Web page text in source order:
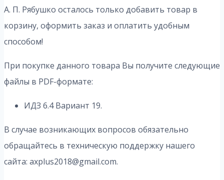
А. П. Рябушко осталось только добавить товар в
корзину, оформить заказ и оплатить удобным
способом!
При покупке данного товара Вы получите следующие
файлы в PDF-формате:
ИДЗ 6.4 Вариант 19.
В случае возникающих вопросов обязательно
обращайтесь в техническую поддержку нашего
сайта: axplus2018@gmail.com.